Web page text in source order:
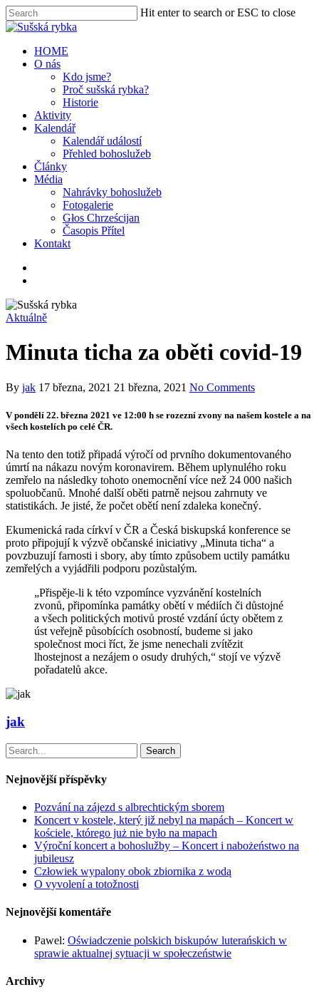
Hit enter to search or ESC to close
HOME
O nás
Kdo jsme?
Proč sušská rybka?
Historie
Aktivity
Kalendář
Kalendář událostí
Přehled bohoslužeb
Články
Média
Nahrávky bohoslužeb
Fotogalerie
Głos Chrześcijan
Časopis Přítel
Kontakt
Aktuálně
Minuta ticha za oběti covid-19
By jak 17 března, 2021 21 března, 2021 No Comments
V pondělí 22. března 2021 ve 12:00 h se rozezní zvony na našem kostele a na
všech kostelích po celé ČR.
Na tento den totiž připadá výročí od prvního dokumentovaného
úmrtí na nákazu novým koronavirem. Během uplynulého roku
zemřelo na následky tohoto onemocnění více než 24 000 našich
spoluobčanů. Mnohé další oběti patrně nejsou zahrnuty ve
statistikách. Je jisté, že počet obětí není zdaleka konečný.
Ekumenická rada církví v ČR a Česká biskupská konference se
proto připojují k výzvě občanské iniciativy „Minuta ticha“ a
povzbuzují farnosti i sbory, aby tímto způsobem uctily památku
zemřelých a vyjádřili podporu pozůstalým.
„Přispěje-li k této vzpomínce vyzvánění kostelních
zvonů, připomínka památky obětí v médiích či důstojné
a všech politických motivů prosté vzdání úcty obětem z
úst veřejně působících osobností, budeme si jako
společnost moci říct, že jsme nenechali zvítězit
lhostejnost a nezájem o osudy druhých,“ stojí ve výzvě
pořadatelů akce.
jak
Search
Nejnovější příspěvky
Pozvání na zájezd s albrechtickým sborem
Koncert v kostele, který již nebyl na mapách – Koncert w
kościele, którego już nie było na mapach
Výroční koncert a bohoslužby – Koncert i nabożeństwo na
jubileusz
Człowiek wypalony obok zbiornika z wodą
O vyvolení a totožnosti
Nejnovější komentáře
Pawel: Oświadczenie polskich biskupów luterańskich w
sprawie aktualnej sytuacji w społeczeństwie
Archivy